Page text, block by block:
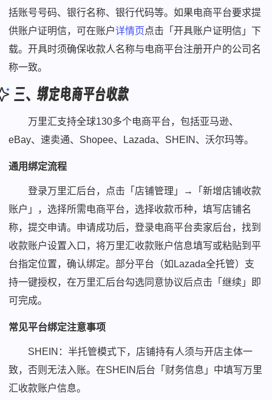
括账号号码、银行名称、银行代码等。如果电商平台要求提
供账户证明信，可在账户详情页 点击「开具账户证明信」下
载。开具时须确保收款人名称与电商平台注册开户的公司名
称一致。
三、绑定电商平台收款
万里汇支持全球130多个电商平台，包括亚马逊、
eBay、速卖通、Shopee、Lazada、SHEIN、沃尔玛等。
通用绑定流程
登录万里汇后台，点击「店铺管理」→「新增店铺收款
账户」，选择所需电商平台，选择收款币种，填写店铺名
称，提交申请。申请成功后，登录电商平台卖家后台，找到
收款账户设置入口，将万里汇收款账户信息填写或粘贴到平
台指定位置，确认绑定。部分平台（如Lazada全托管）支
持一键授权，在万里汇后台勾选同意协议后点击「继续」即
可完成。
常见平台绑定注意事项
SHEIN：半托管模式下，店铺持有人须与开店主体一
致，否则无法入账。在SHEIN后台「财务信息」中填写万里
汇收款账户信息。